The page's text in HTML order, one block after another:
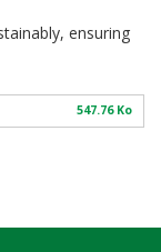
ensuring
547.76 Ko